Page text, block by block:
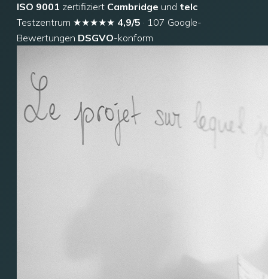
ISO 9001 zertifiziert Cambridge und telc
Testzentrum ★★★★★ 4,9/5 · 107 Google-
Bewertungen DSGVO-konform